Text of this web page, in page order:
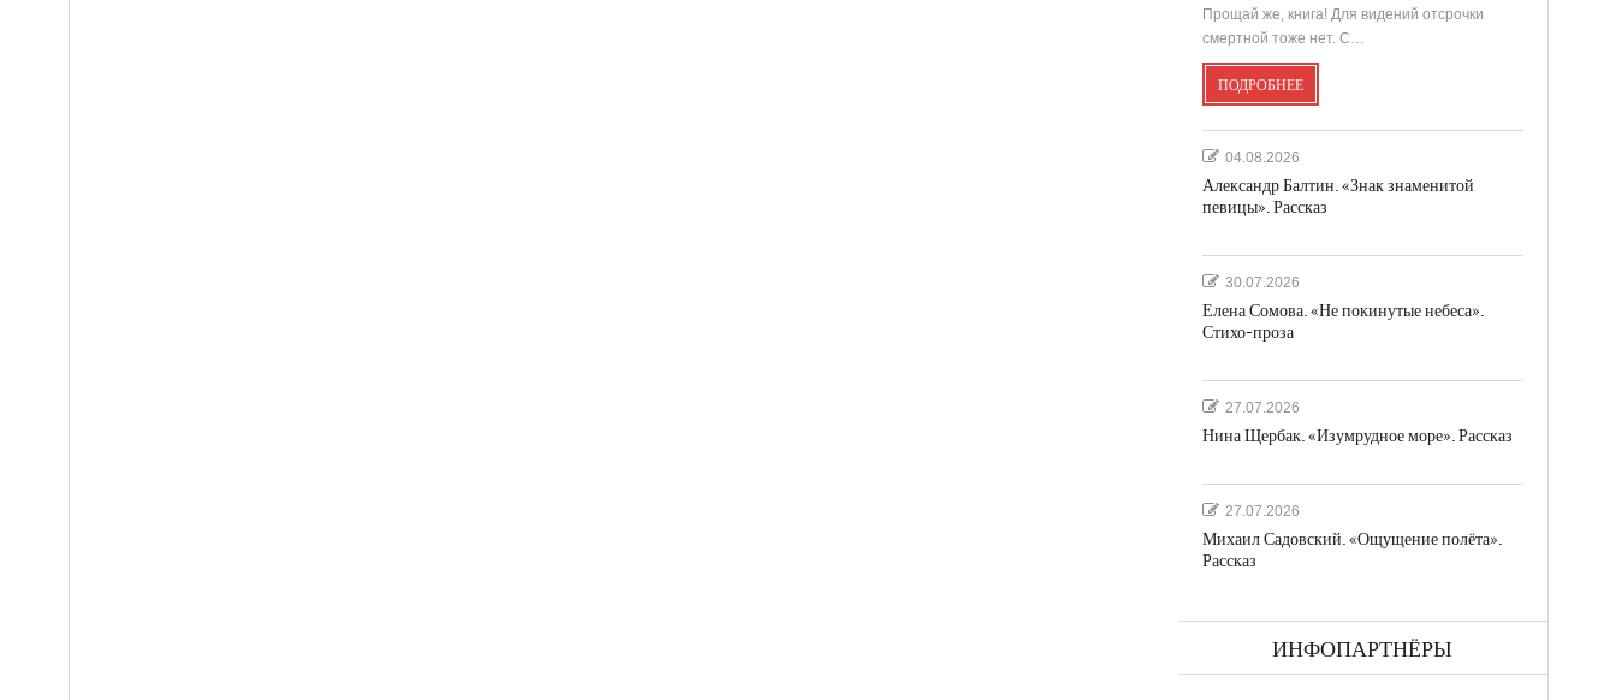
Прощай же, книга! Для видений отсрочки
смертной тоже нет. С…
ПОДРОБНЕЕ
04.08.2026
Александр Балтин. «Знак знаменитой
певицы». Рассказ
30.07.2026
Елена Сомова. «Не покинутые небеса».
Стихо-проза
27.07.2026
Нина Щербак. «Изумрудное море». Рассказ
27.07.2026
Михаил Садовский. «Ощущение полёта».
Рассказ
ИНФОПАРТНЁРЫ